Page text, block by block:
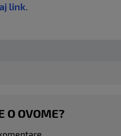
link.
O OVOME?